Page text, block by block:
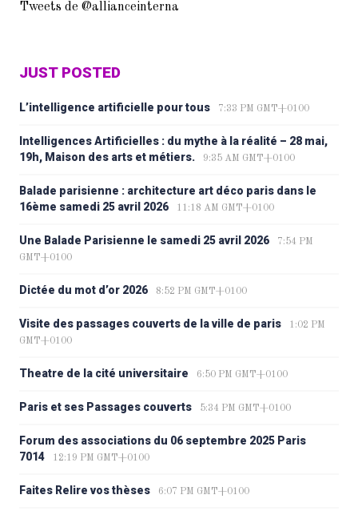
Tweets de @allianceinterna
JUST POSTED
L’intelligence artificielle pour tous 7:33 PM GMT+0100
Intelligences Artificielles : du mythe à la réalité – 28 mai,
19h, Maison des arts et métiers.
9:35 AM GMT+0100
Balade parisienne : architecture art déco paris dans le
16ème samedi 25 avril 2026
11:18 AM GMT+0100
Une Balade Parisienne le samedi 25 avril 2026
7:54 PM
GMT+0100
Dictée du mot d’or 2026 8:52 PM GMT+0100
Visite des passages couverts de la ville de paris
1:02 PM
GMT+0100
Theatre de la cité universitaire 6:50 PM GMT+0100
Paris et ses Passages couverts 5:34 PM GMT+0100
Forum des associations du 06 septembre 2025 Paris
7014
12:19 PM GMT+0100
Faites Relire vos thèses 6:07 PM GMT+0100